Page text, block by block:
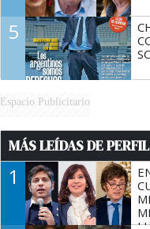
5
Espacio Publicitario
MÁS LEÍDAS DE PERFIL
1